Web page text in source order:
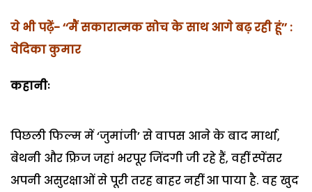
ये भी पढ़ें- ‘‘मैं सकारात्मक सोच के साथ आगे बढ़ रही हूं’’ :
वेदिका कुमार
कहानीः
पिछली फिल्म में ‘जुमांजी’ से वापस आने के बाद मार्था,
बेथनी और फ्रिज जहां भरपूर जिंदगी जी रहे हैं, वहीं स्पेंसर
अपनी असुरक्षाओं से पूरी तरह बाहर नहीं आ पाया है. वह खुद